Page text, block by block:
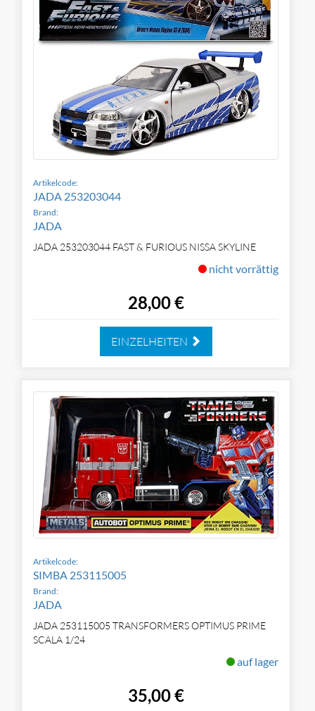
Artikelcode:
JADA 253203044
Brand:
JADA
JADA 253203044 FAST & FURIOUS NISSA SKYLINE
nicht vorrättig
28,00 €
EINZELHEITEN
Artikelcode:
SIMBA 253115005
Brand:
JADA
JADA 253115005 TRANSFORMERS OPTIMUS PRIME
SCALA 1/24
auf lager
35,00 €